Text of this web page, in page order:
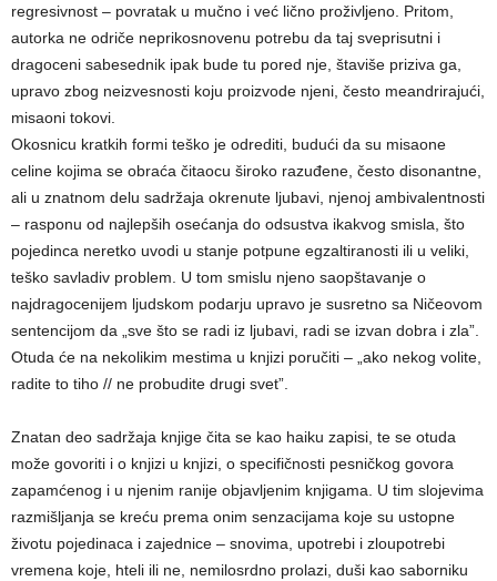
regresivnost – povratak u mučno i već lično proživljeno. Pritom,
autorka ne odriče neprikosnovenu potrebu da taj sveprisutni i
dragoceni sabesednik ipak bude tu pored nje, štaviše priziva ga,
upravo zbog neizvesnosti koju proizvode njeni, često meandrirajući,
misaoni tokovi.
Okosnicu kratkih formi teško je odrediti, budući da su misaone
celine kojima se obraća čitaocu široko razuđene, često disonantne,
ali u znatnom delu sadržaja okrenute ljubavi, njenoj ambivalentnosti
– rasponu od najlepših osećanja do odsustva ikakvog smisla, što
pojedinca neretko uvodi u stanje potpune egzaltiranosti ili u veliki,
teško savladiv problem. U tom smislu njeno saopštavanje o
najdragocenijem ljudskom podarju upravo je susretno sa Ničeovom
sentencijom da „sve što se radi iz ljubavi, radi se izvan dobra i zla”.
Otuda će na nekolikim mestima u knjizi poručiti – „ako nekog volite,
radite to tiho // ne probudite drugi svet”.
Znatan deo sadržaja knjige čita se kao haiku zapisi, te se otuda
može govoriti i o knjizi u knjizi, o specifičnosti pesničkog govora
zapamćenog i u njenim ranije objavljenim knjigama. U tim slojevima
razmišljanja se kreću prema onim senzacijama koje su ustopne
životu pojedinaca i zajednice – snovima, upotrebi i zloupotrebi
vremena koje, hteli ili ne, nemilosrdno prolazi, duši kao saborniku